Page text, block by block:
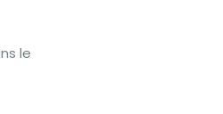
le